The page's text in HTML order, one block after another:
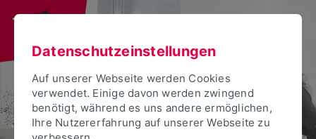
Datenschutzeinstellungen
Auf unserer Webseite werden Cookies
verwendet. Einige davon werden zwingend
benötigt, während es uns andere ermöglichen,
Ihre Nutzererfahrung auf unserer Webseite zu